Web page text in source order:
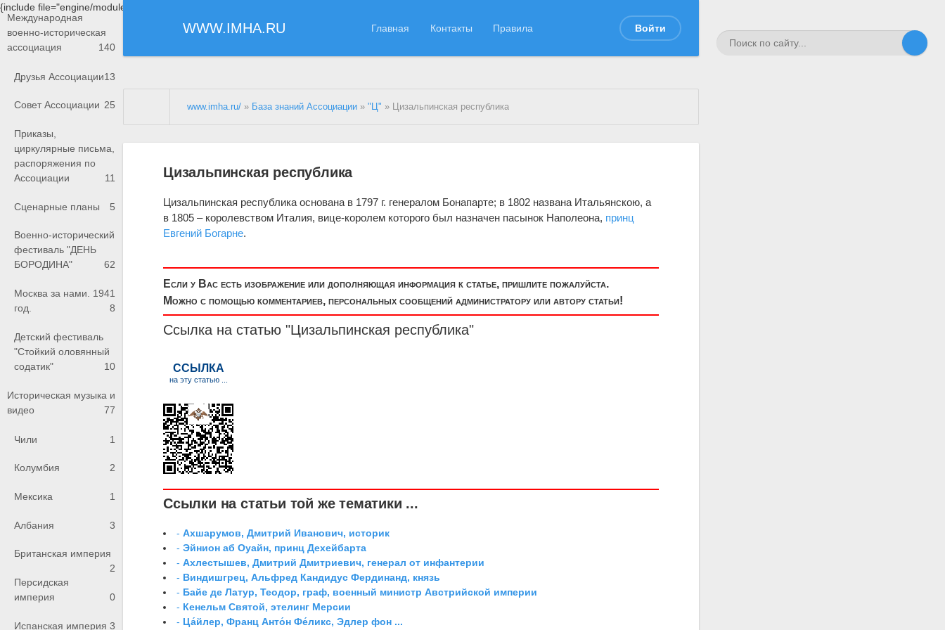
{include file="engine/modules/saperu/head.php"}
WWW.IMHA.RU Главная Контакты Правила Войти
Международная
военно-историческая
ассоциация
140
Друзья Ассоциации13
Совет Ассоциации 25
Приказы,
циркулярные письма,
распоряжения по
Ассоциации
11
Сценарные планы 5
Военно-исторический
фестиваль "ДЕНЬ
БОРОДИНА"
62
Москва за нами. 1941
год.
8
Детский фестиваль
"Стойкий оловянный
содатик"
10
Историческая музыка и
видео
77
Чили 1
Колумбия 2
Мексика 1
Албания 3
Британская империя
2
Персидская
империя
0
Испанская империя 3
www.imha.ru/ » База знаний Ассоциации »"Ц" » Цизальпинская республика
Цизальпинская республика
Цизальпинская республика основана в 1797 г. генералом Бонапарте; в 1802 названа Итальянскою, а
в 1805 – королевством Италия, вице-королем которого был назначен пасынок Наполеона, принц
Евгений Богарне.
Если у Вас есть изображение или дополняющая информация к статье, пришлите пожалуйста.
Можно с помощью комментариев, персональных сообщений администратору или автору статьи!
Ссылка на статью "Цизальпинская республика"
Ссылки на статьи той же тематики ...
-Ахшарумов, Дмитрий Иванович, историк
-Эйнион аб Оуайн, принц Дехейбарта
-Ахлестышев, Дмитрий Дмитриевич, генерал от инфантерии
- Виндишгрец, Альфред Кандидус Фердинанд, князь
- Байе де Латур, Теодор, граф, военный министр Австрийской империи
- Кенельм Святой, этелинг Мерсии
- Ца́йлер, Франц Анто́н Фе́ликс, Эдлер фон ...